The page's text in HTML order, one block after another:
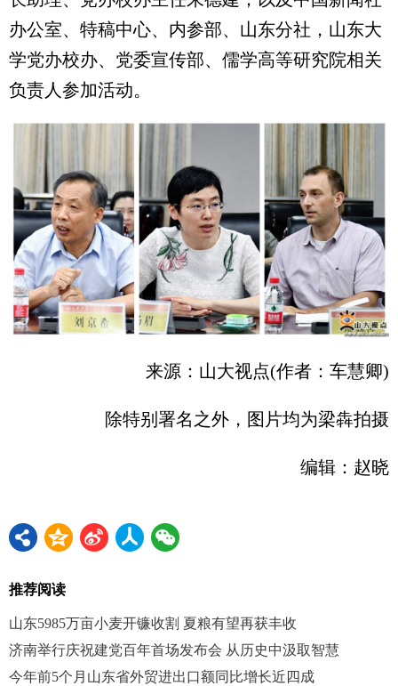
办公室、特稿中心、内参部、山东分社，山东大
学党办校办、党委宣传部、儒学高等研究院相关
负责人参加活动。
来源：山大视点(作者：车慧卿)
除特别署名之外，图片均为梁犇拍摄
编辑：赵晓
推荐阅读
山东5985万亩小麦开镰收割 夏粮有望再获丰收
济南举行庆祝建党百年首场发布会 从历史中汲取智慧
今年前5个月山东省外贸进出口额同比增长近四成